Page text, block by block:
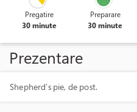
Pregatire
30 minute
Preparare
30 minute
Prezentare
Shepherd's pie, de post.